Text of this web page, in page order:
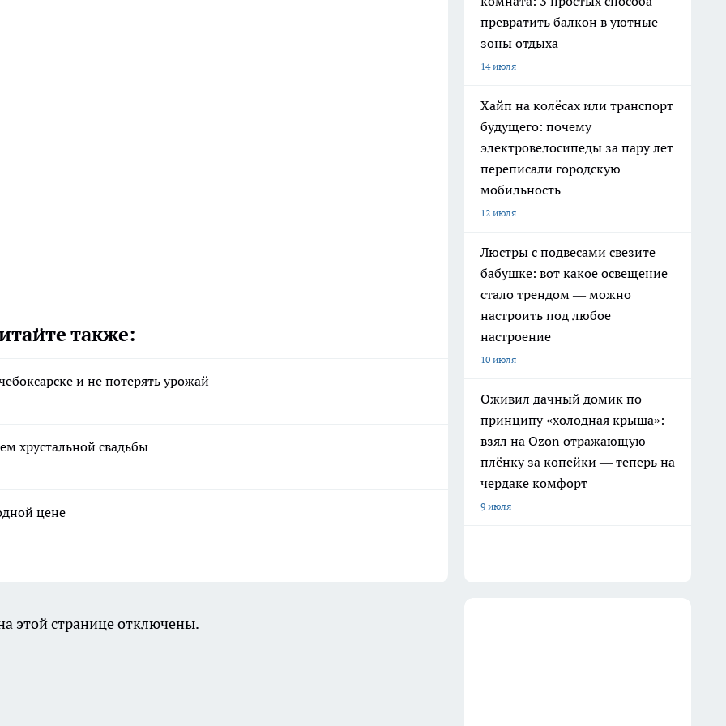
также:
и не потерять урожай
хрустальной свадьбы
цене
превратить балкон в уютные
зоны отдыха
14 июля
Хайп на колёсах или транспорт
будущего: почему
электровелосипеды за пару лет
переписали городскую
мобильность
12 июля
Люстры с подвесами свезите
бабушке: вот какое освещение
стало трендом — можно
настроить под любое
настроение
10 июля
Оживил дачный домик по
принципу «холодная крыша»:
взял на Ozon отражающую
плёнку за копейки — теперь на
чердаке комфорт
9 июля
этой странице отключены.